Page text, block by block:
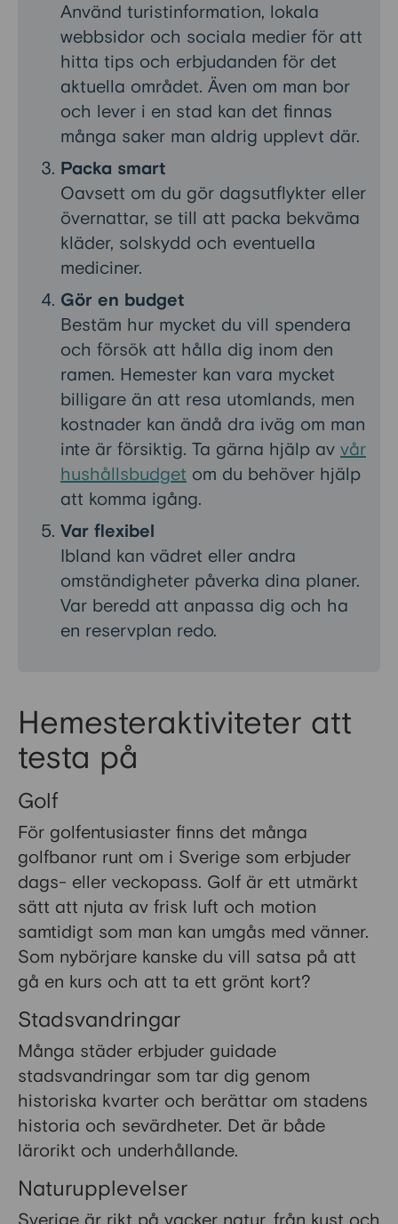
Använd turistinformation, lokala
webbsidor och sociala medier för att
hitta tips och erbjudanden för det
aktuella området. Även om man bor
och lever i en stad kan det finnas
många saker man aldrig upplevt där.
Packa smart
Oavsett om du gör dagsutflykter eller
övernattar, se till att packa bekväma
kläder, solskydd och eventuella
mediciner.
Gör en budget
Bestäm hur mycket du vill spendera
och försök att hålla dig inom den
ramen. Hemester kan vara mycket
billigare än att resa utomlands, men
kostnader kan ändå dra iväg om man
inte är försiktig. Ta gärna hjälp av vår
hushållsbudget om du behöver hjälp
att komma igång.
Var flexibel
Ibland kan vädret eller andra
omständigheter påverka dina planer.
Var beredd att anpassa dig och ha
en reservplan redo.
Hemesteraktiviteter att
testa på
Golf
För golfentusiaster finns det många
golfbanor runt om i Sverige som erbjuder
dags- eller veckopass. Golf är ett utmärkt
sätt att njuta av frisk luft och motion
samtidigt som man kan umgås med vänner.
Som nybörjare kanske du vill satsa på att
gå en kurs och att ta ett grönt kort?
Stadsvandringar
Många städer erbjuder guidade
stadsvandringar som tar dig genom
historiska kvarter och berättar om stadens
historia och sevärdheter. Det är både
lärorikt och underhållande.
Naturupplevelser